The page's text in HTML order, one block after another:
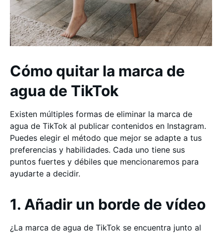
Cómo quitar la marca de
agua de TikTok
Existen múltiples formas de eliminar la marca de
agua de TikTok al publicar contenidos en Instagram.
Puedes elegir el método que mejor se adapte a tus
preferencias y habilidades. Cada uno tiene sus
puntos fuertes y débiles que mencionaremos para
ayudarte a decidir.
1. Añadir un borde de vídeo
¿La marca de agua de TikTok se encuentra junto al